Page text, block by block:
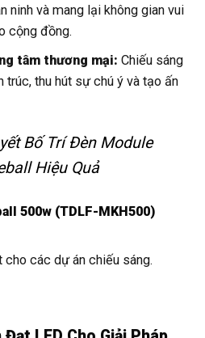
ninh và mang lại không gian vui
cộng đồng.
tâm thương mại: Chiếu sáng
thu hút sự chú ý và tạo ấn
Bố Trí Đèn Module
Hiệu Quả
500w (TDLF-MKH500)
các dự án chiếu sáng.